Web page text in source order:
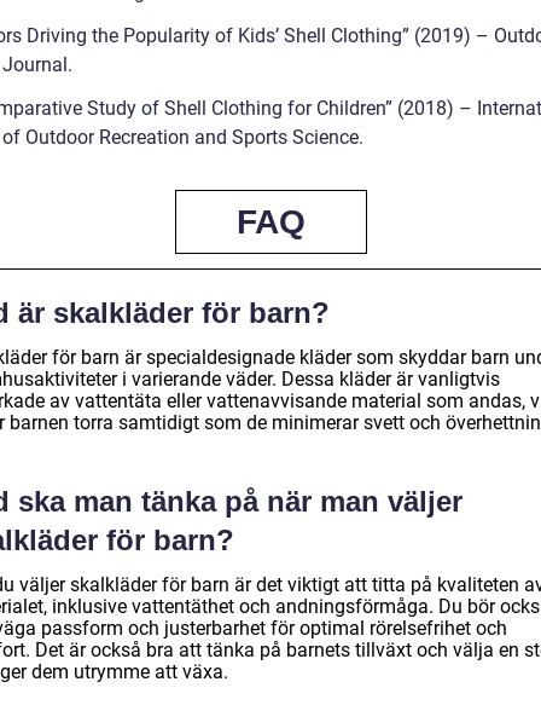
Driving the Popularity of Kids’ Shell Clothing” (2019) –
Study of Shell Clothing for Children” (2018) –
Outdoor Recreation and Sports Science.
FAQ
är skalkläder för barn?
för barn är specialdesignade kläder som skyddar barn
i varierande väder. Dessa kläder är vanligtvis
av vattentäta eller vattenavvisande material som andas,
barnen torra samtidigt som de minimerar svett och
ska man tänka på när man väljer
för barn?
väljer skalkläder för barn är det viktigt att titta på kvaliteten
inklusive vattentäthet och andningsförmåga. Du bör
passform och justerbarhet för optimal rörelsefrihet och
Det är också bra att tänka på barnets tillväxt och välja en
dem utrymme att växa.